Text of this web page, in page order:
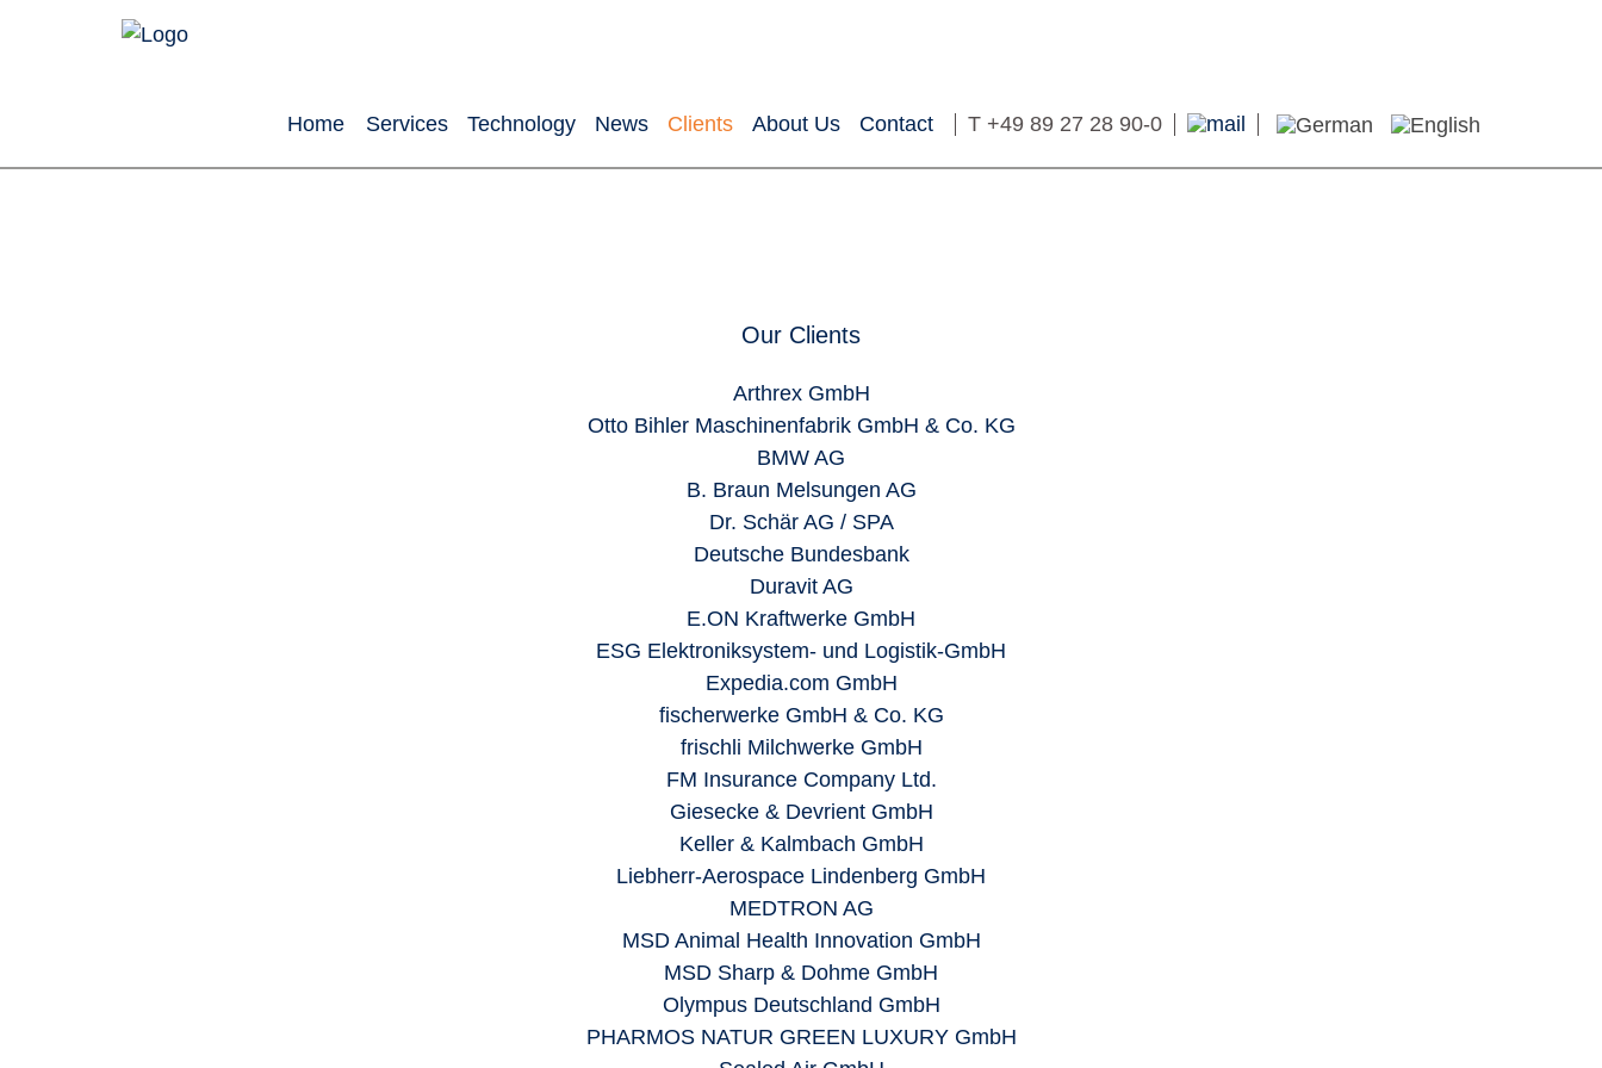
Home Services Technology News Clients About Us Contact T +49 89 27 28 90-0
Our Clients
Arthrex GmbH
Otto Bihler Maschinenfabrik GmbH & Co. KG
BMW AG
B. Braun Melsungen AG
Dr. Schär AG / SPA
Deutsche Bundesbank
Duravit AG
E.ON Kraftwerke GmbH
ESG Elektroniksystem- und Logistik-GmbH
Expedia.com GmbH
fischerwerke GmbH & Co. KG
frischli Milchwerke GmbH
FM Insurance Company Ltd.
Giesecke & Devrient GmbH
Keller & Kalmbach GmbH
Liebherr-Aerospace Lindenberg GmbH
MEDTRON AG
MSD Animal Health Innovation GmbH
MSD Sharp & Dohme GmbH
Olympus Deutschland GmbH
PHARMOS NATUR GREEN LUXURY GmbH